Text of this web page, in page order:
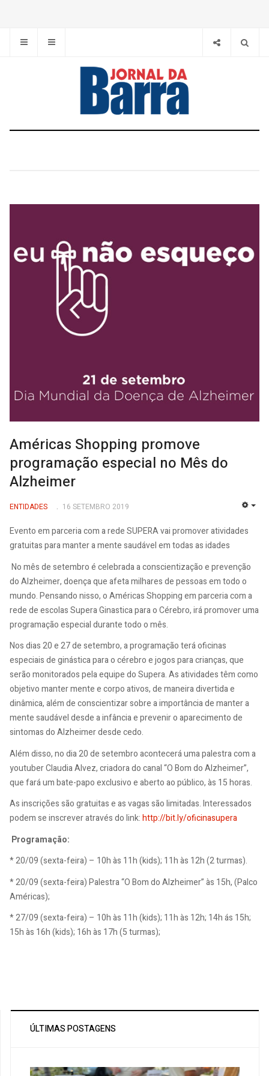
Américas Shopping promove
programação especial no Mês do
Alzheimer
ENTIDADES 16 SETEMBRO 2019
Evento em parceria com a rede SUPERA vai promover atividades
gratuitaspara manter a mente saudável em todas as idades
No mês de setembro é celebrada a conscientização e prevenção
do Alzheimer, doença que afeta milhares de pessoas em todo o
mundo. Pensando nisso, o Américas Shopping em parceria com a
rede de escolas Supera Ginastica para o Cérebro, irá promover uma
programação especial durante todo o mês.
Nos dias 20 e 27 de setembro, a programação terá oficinas
especiais de ginástica para o cérebro e jogos para crianças, que
serão monitorados pela equipe do Supera. As atividades têm como
objetivo manter mente e corpo ativos, de maneira divertida e
dinâmica, além de conscientizar sobre a importância de manter a
mente saudável desde a infância e prevenir o aparecimento de
sintomas do Alzheimer desde cedo.
Além disso, no dia 20 de setembro acontecerá uma palestra com a
youtuber Claudia Alvez, criadora do canal “O Bom do Alzheimer”,
que fará um bate-papo exclusivo e aberto ao público, às 15 horas.
As inscrições são gratuitas e as vagas são limitadas. Interessados
podem se inscrever através do link:http://bit.ly/oficinasupera
Programação:
* 20/09 (sexta-feira) – 10h às 11h (kids); 11h às 12h (2 turmas).
* 20/09 (sexta-feira) Palestra “O Bom do Alzheimer” às 15h, (Palco
Américas);
* 27/09 (sexta-feira) – 10h às 11h (kids); 11h às 12h; 14h ás 15h;
15h às 16h (kids); 16h às 17h (5 turmas);
ÚLTIMAS POSTAGENS